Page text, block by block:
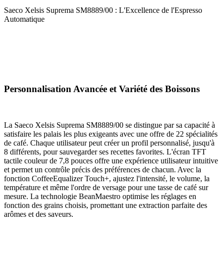
Saeco Xelsis Suprema SM8889/00 : L'Excellence de l'Espresso
Automatique
Personnalisation Avancée et Variété des Boissons
La Saeco Xelsis Suprema SM8889/00 se distingue par sa capacité à
satisfaire les palais les plus exigeants avec une offre de 22 spécialités
de café. Chaque utilisateur peut créer un profil personnalisé, jusqu'à
8 différents, pour sauvegarder ses recettes favorites. L'écran TFT
tactile couleur de 7,8 pouces offre une expérience utilisateur intuitive
et permet un contrôle précis des préférences de chacun. Avec la
fonction CoffeeEqualizer Touch+, ajustez l'intensité, le volume, la
température et même l'ordre de versage pour une tasse de café sur
mesure. La technologie BeanMaestro optimise les réglages en
fonction des grains choisis, promettant une extraction parfaite des
arômes et des saveurs.